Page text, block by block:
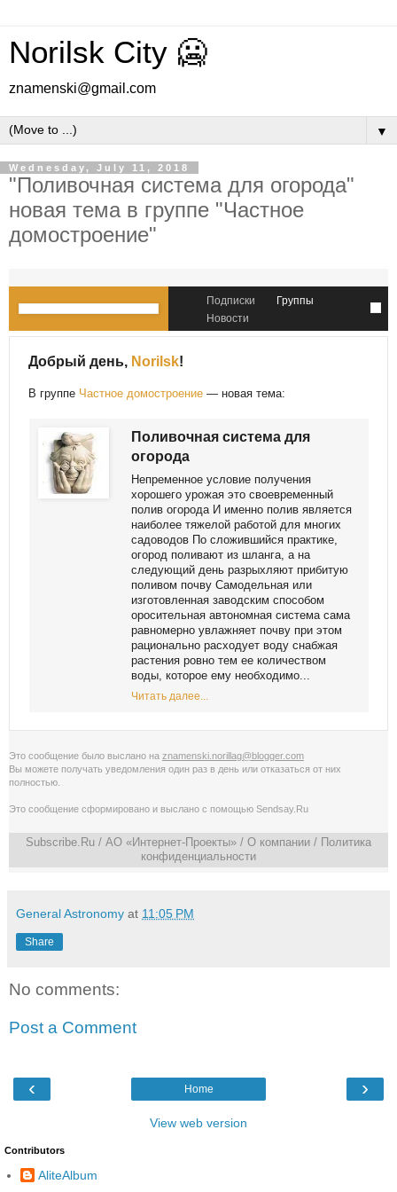
Norilsk City 🥶
znamenski@gmail.com
▼
Wednesday, July 11, 2018
"Поливочная система для огорода"
новая тема в группе "Частное
домостроение"
Подписки
Группы
Новости
Добрый день, Norilsk!
В группе Частное домостроение — новая тема:
Поливочная система для
огорода
Непременное условие получения
хорошего урожая это своевременный
полив огорода И именно полив является
наиболее тяжелой работой для многих
садоводов По сложившийся практике,
огород поливают из шланга, а на
следующий день разрыхляют прибитую
поливом почву Самодельная или
изготовленная заводским способом
оросительная автономная система сама
равномерно увлажняет почву при этом
рационально расходует воду снабжая
растения ровно тем ее количеством
воды, которое ему необходимо...
Читать далее...
Это сообщение было выслано на znamenski.norillag@blogger.com
Вы можете получать уведомления один раз в день или отказаться от них
полностью
Это сообщение сформировано и выслано с помощью Sendsay.Ru
Subscribe.Ru / АО «Интернет-Проекты» / О компании / Политика
конфиденциальности
General Astronomy at 11:05 PM
Share
No comments:
Post a Comment
‹ ›
Home
View web version
Contributors
AliteAlbum